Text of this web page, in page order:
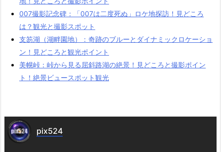
007撮影記念碑：「007は二度死ぬ」ロケ地探訪！見どころ
は？観光と撮影スポット
支笏湖（湖畔園地）：奇跡のブルーとダイナミックロケーショ
ン！見どころと観光ポイント
美幌峠：峠から見る屈斜路湖の絶景！見どころと撮影ポイン
ト！絶景ビュースポット観光
pix524